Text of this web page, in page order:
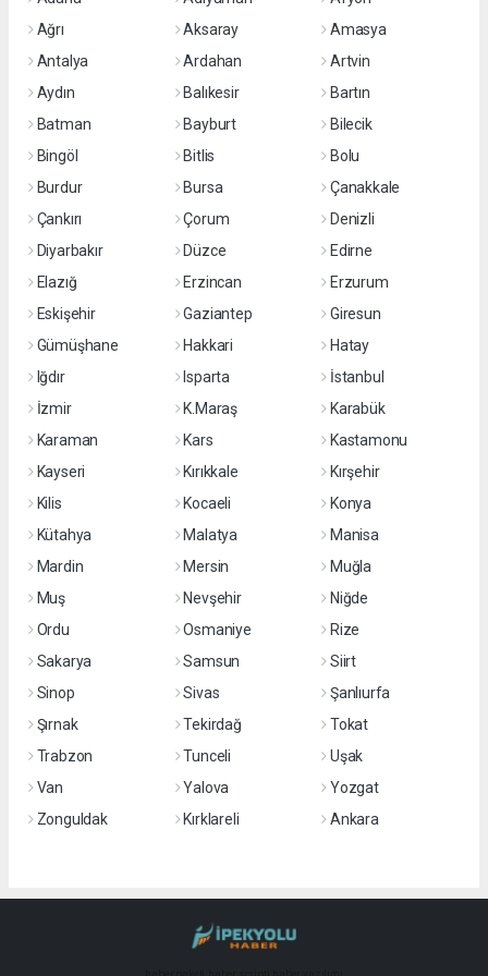
Ağrı
Aksaray
Amasya
Antalya
Ardahan
Artvin
Aydın
Balıkesir
Bartın
Batman
Bayburt
Bilecik
Bingöl
Bitlis
Bolu
Burdur
Bursa
Çanakkale
Çankırı
Çorum
Denizli
Diyarbakır
Düzce
Edirne
Elazığ
Erzincan
Erzurum
Eskişehir
Gaziantep
Giresun
Gümüşhane
Hakkari
Hatay
Iğdır
Isparta
İstanbul
İzmir
K.Maraş
Karabük
Karaman
Kars
Kastamonu
Kayseri
Kırıkkale
Kırşehir
Kilis
Kocaeli
Konya
Kütahya
Malatya
Manisa
Mardin
Mersin
Muğla
Muş
Nevşehir
Niğde
Ordu
Osmaniye
Rize
Sakarya
Samsun
Siirt
Sinop
Sivas
Şanlıurfa
Şırnak
Tekirdağ
Tokat
Trabzon
Tunceli
Uşak
Van
Yalova
Yozgat
Zonguldak
Kırklareli Ankara